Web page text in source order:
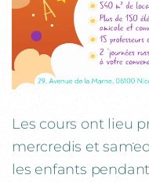
Les cours ont lieu
mercredis et
les enfants